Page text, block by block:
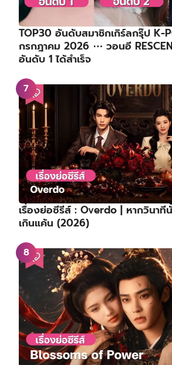
TOP30 อันดับสมาชิกเกิร์ลกรุ๊ป K-
กรกฎาคม 2026 ⋯ วอนอี
อันดับ 1 ได้สำเร็จ
เรื่องย่อซีรีส์ : Overdo | หากวินาที
เกินแค้น (2026)